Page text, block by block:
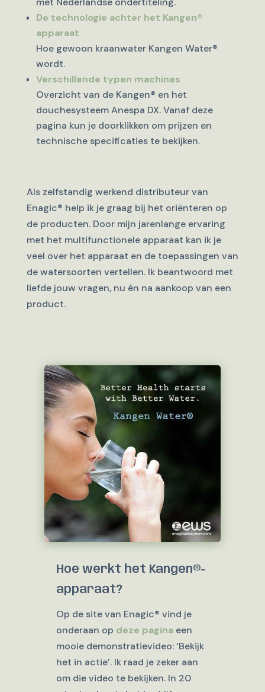
De technologie achter het Kangen®
apparaat
Hoe gewoon kraanwater Kangen Water®
wordt.
Verschillende typen machines
Overzicht van de Kangen® en het
douchesysteem Anespa DX. Vanaf deze
pagina kun je doorklikken om prijzen en
technische specificaties te bekijken.
Als zelfstandig werkend distributeur van
Enagic® help ik je graag bij het oriënteren op
de producten. Door mijn jarenlange ervaring
met het multifunctionele apparaat kan ik je
veel over het apparaat en de toepassingen van
de watersoorten vertellen. Ik beantwoord met
liefde jouw vragen, nu én na aankoop van een
product.
Hoe werkt het Kangen®-
apparaat?
Op de site van Enagic® vind je
onderaan op deze paginaeen
mooie demonstratievideo: ‘Bekijk
het in actie’. Ik raad je zeker aan
om die video te bekijken. In 20